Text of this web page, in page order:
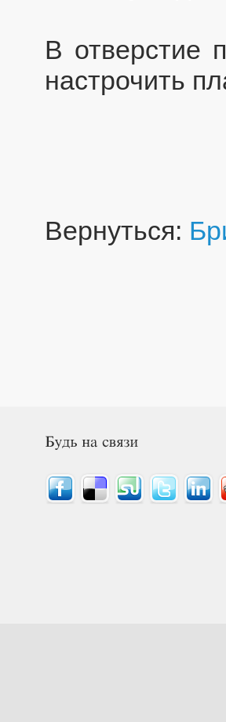
В отверстие
настрочить
Вернуться: